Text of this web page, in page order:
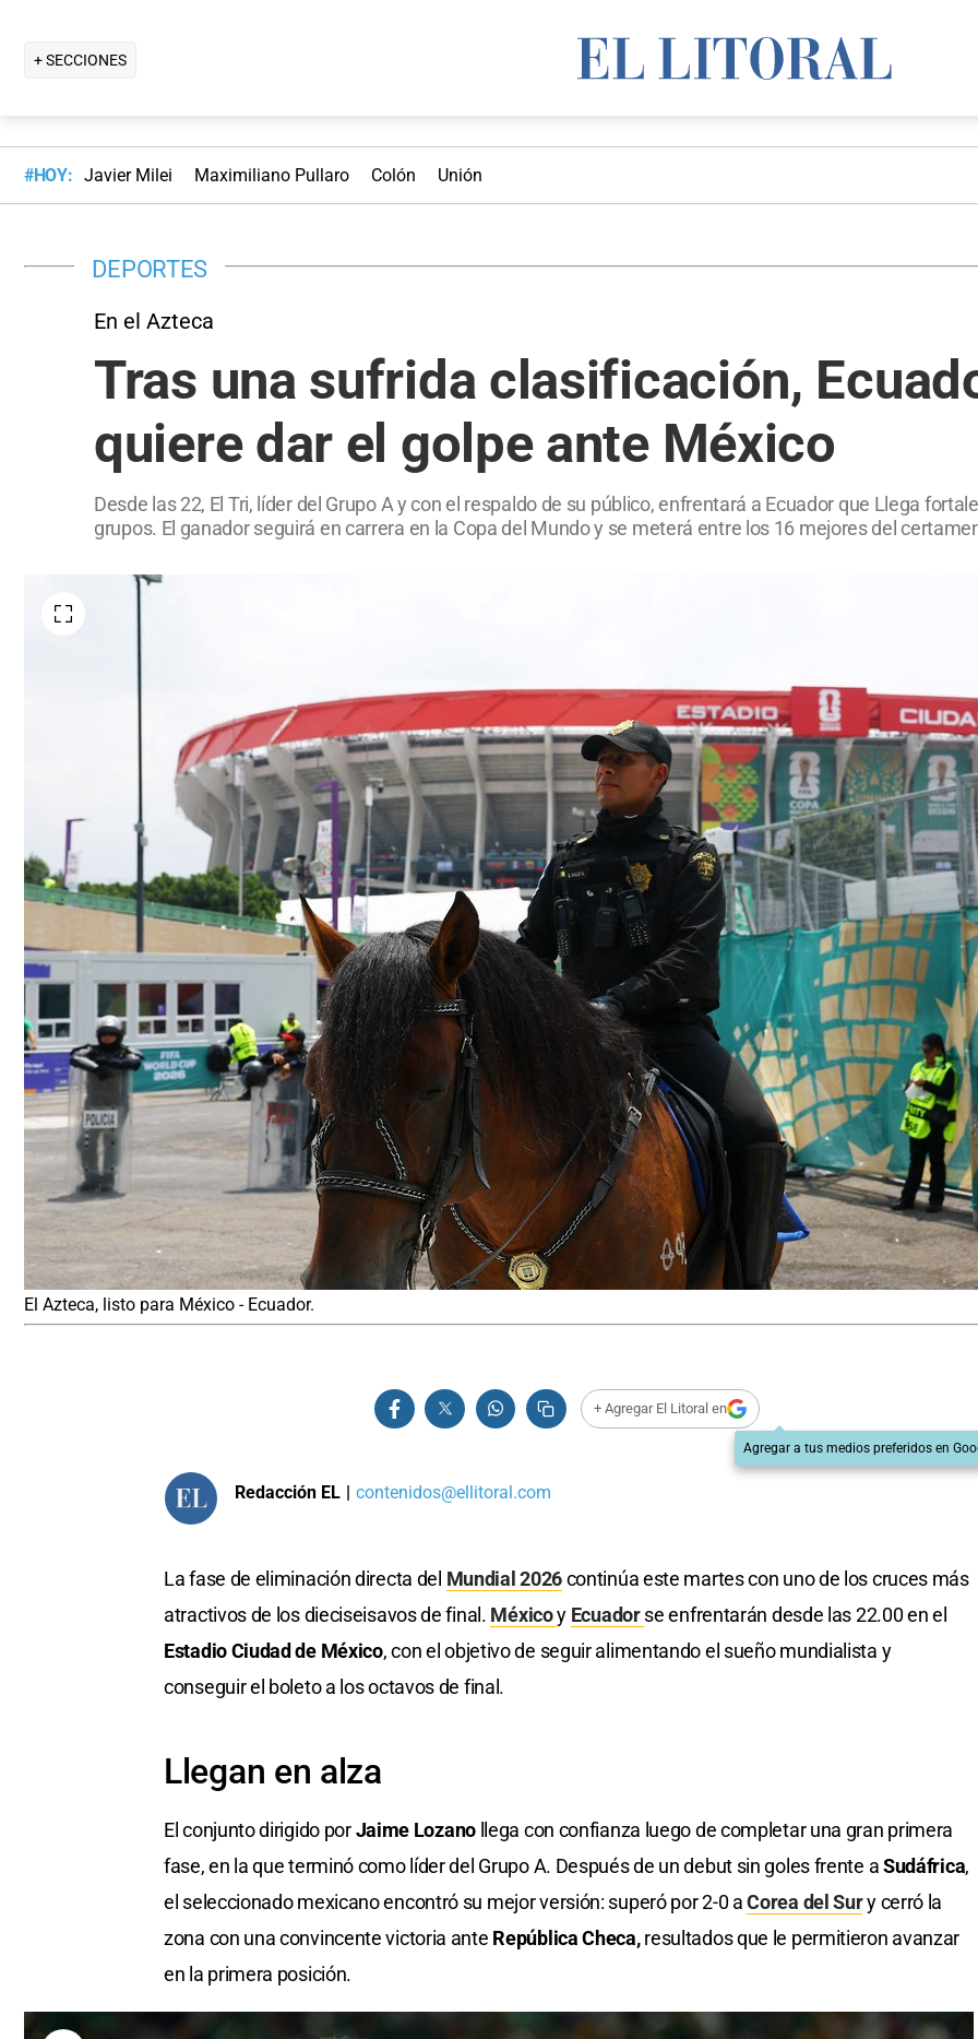
+ SECCIONES
#HOY: Javier Milei Maximiliano Pullaro Colón Unión
DEPORTES
En el Azteca
Tras una sufrida clasificación,
quiere dar el golpe ante México
Desde las 22, El Tri, líder del Grupo A y con el respaldo de su público, enfrentará a Ecuador que Llega
grupos. El ganador seguirá en carrera en la Copa del Mundo y se meterá entre los 16 mejores del
El Azteca, listo para México - Ecuador.
+ Agregar El Litoral en
Agregar a tus medios preferidos en
Redacción EL | contenidos@ellitoral.com
La fase de eliminación directa del Mundial 2026continúa este martes con uno de los cruces más
atractivos de los dieciseisavos de final. Méxicoy Ecuadorse enfrentarán desde las 22.00 en el
Estadio Ciudad de México, con el objetivo de seguir alimentando el sueño mundialista y
conseguir el boleto a los octavos de final.
Llegan en alza
El conjunto dirigido porJaime Lozanollega con confianza luego de completar una gran primera
fase, en la que terminó como líder del Grupo A. Después de un debut sin goles frente aSudáfrica,
el seleccionado mexicano encontró su mejor versión: superó por 2-0 aCorea del Sury cerró la
zona con una convincente victoria ante República Checa,resultados que le permitieron avanzar
en la primera posición.